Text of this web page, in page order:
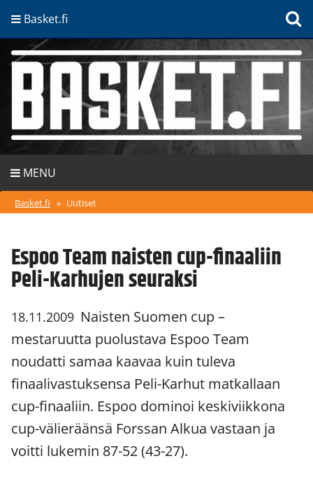
Basket.fi
MENU
Basket.fi » Uutiset
Espoo Team naisten cup-finaaliin
Peli-Karhujen seuraksi
18.11.2009 Naisten Suomen cup –
mestaruutta puolustava Espoo Team
noudatti samaa kaavaa kuin tuleva
finaalivastuksensa Peli-Karhut matkallaan
cup-finaaliin. Espoo dominoi keskiviikkona
cup-välieräänsä Forssan Alkua vastaan ja
voitti lukemin 87-52 (43-27).